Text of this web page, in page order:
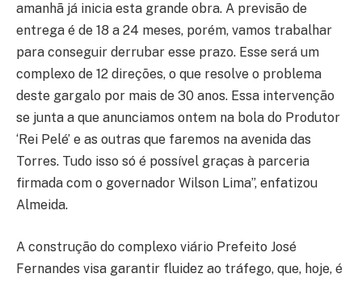
amanhã já inicia esta grande obra. A previsão de
entrega é de 18 a 24 meses, porém, vamos trabalhar
para conseguir derrubar esse prazo. Esse será um
complexo de 12 direções, o que resolve o problema
deste gargalo por mais de 30 anos. Essa intervenção
se junta a que anunciamos ontem na bola do Produtor
‘Rei Pelé’ e as outras que faremos na avenida das
Torres. Tudo isso só é possível graças à parceria
firmada com o governador Wilson Lima”, enfatizou
Almeida.
A construção do complexo viário Prefeito José
Fernandes visa garantir fluidez ao tráfego, que, hoje, é